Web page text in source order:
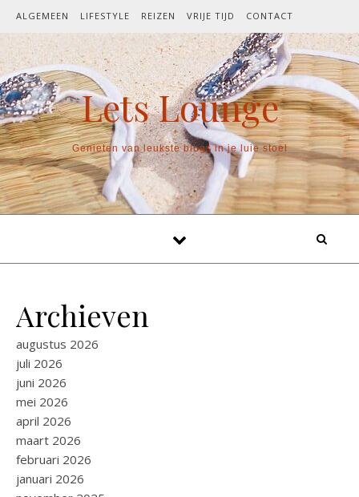
Spring naar inhoud
ALGEMEEN LIFESTYLE REIZEN VRIJE TIJD CONTACT
Lets Lounge
Genieten van leukste blogs in je luie stoel
Archieven
augustus 2026
juli 2026
juni 2026
mei 2026
april 2026
maart 2026
februari 2026
januari 2026